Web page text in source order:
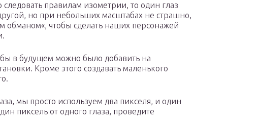
следовать правилам изометрии, то один глаз
но при небольших масштабах не страшно,
обманом«, чтобы сделать наших персонажей
в будущем можно было добавить на
Кроме этого создавать маленького
мы просто используем два пикселя, и один
пиксель от одного глаза, проведите